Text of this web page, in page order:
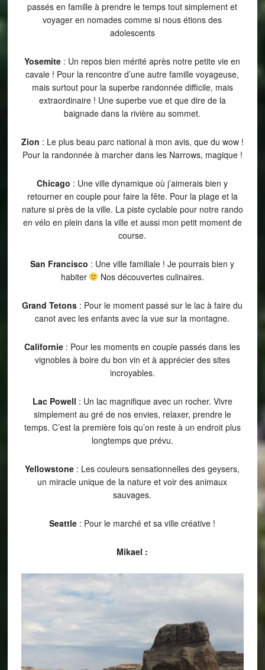
passés en famille à prendre le temps tout simplement et
voyager en nomades comme si nous étions des
adolescents
Yosemite : Un repos bien mérité après notre petite vie en
cavale ! Pour la rencontre d’une autre famille voyageuse,
mais surtout pour la superbe randonnée difficile, mais
extraordinaire ! Une superbe vue et que dire de la
baignade dans la rivière au sommet.
Zion : Le plus beau parc national à mon avis, que du wow !
Pour la randonnée à marcher dans les Narrows, magique !
Chicago : Une ville dynamique où j’aimerais bien y
retourner en couple pour faire la fête. Pour la plage et la
nature si près de la ville. La piste cyclable pour notre rando
en vélo en plein dans la ville et aussi mon petit moment de
course.
San Francisco : Une ville familiale ! Je pourrais bien y
habiter
Nos découvertes culinaires.
Grand Tetons : Pour le moment passé sur le lac à faire du
canot avec les enfants avec la vue sur la montagne.
Californie : Pour les moments en couple passés dans les
vignobles à boire du bon vin et à apprécier des sites
incroyables.
Lac Powell : Un lac magnifique avec un rocher. Vivre
simplement au gré de nos envies, relaxer, prendre le
temps. C’est la première fois qu’on reste à un endroit plus
longtemps que prévu.
Yellowstone : Les couleurs sensationnelles des geysers,
un miracle unique de la nature et voir des animaux
sauvages.
Seattle : Pour le marché et sa ville créative !
Mikael :